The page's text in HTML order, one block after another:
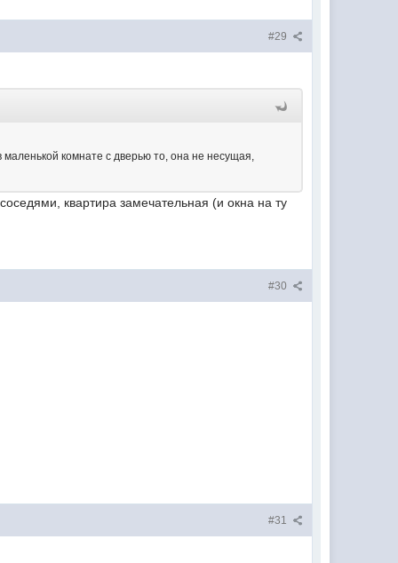
#29
комнате с дверью то, она не несущая,
квартира замечательная (и окна на ту
#30
#31